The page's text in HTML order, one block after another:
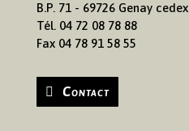
B.P. 71 - 69726 Genay cedex
Tél. 04 72 08 78 88
Fax 04 78 91 58 55
Contact